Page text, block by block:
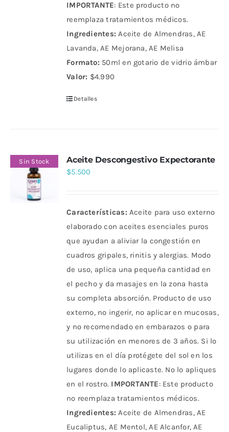
IMPORTANTE: Este producto no
reemplaza tratamientos médicos.
Ingredientes: Aceite de Almendras, AE
Lavanda, AE Mejorana, AE Melisa
Formato: 50ml en gotario de vidrio ámbar
Valor: $4.990
Detalles
Sin Stock Aceite Descongestivo Expectorante
$5.500
Características: Aceite para uso externo
elaborado con aceites esenciales puros
que ayudan a aliviar la congestión en
cuadros gripales, rinitis y alergias. Modo
de uso, aplica una pequeña cantidad en
el pecho y da masajes en la zona hasta
su completa absorción. Producto de uso
externo, no ingerir, no aplicar en mucosas,
y no recomendado en embarazos o para
su utilización en menores de 3 años. Si lo
utilizas en el día protégete del sol en los
lugares donde lo aplicaste. No lo apliques
en el rostro. IMPORTANTE: Este producto
no reemplaza tratamientos médicos.
Ingredientes: Aceite de Almendras, AE
Eucaliptus, AE Mentol, AE Alcanfor, AE